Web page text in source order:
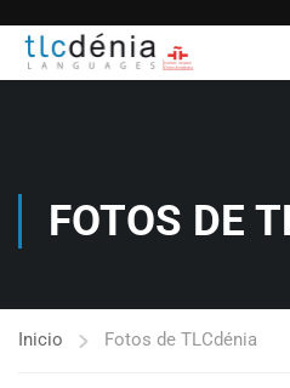
FOTOS DE
Inicio Fotos de TLCdénia